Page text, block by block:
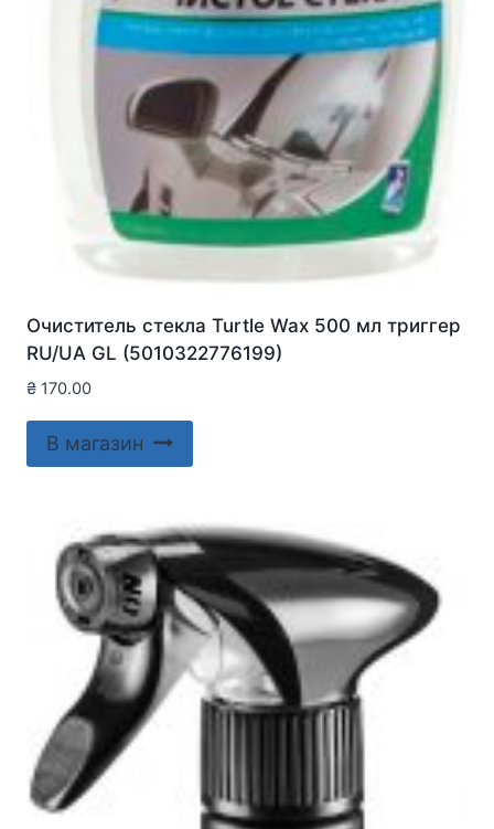
Очиститель стекла Turtle Wax 500 мл триггер
RU/UA GL (5010322776199)
₴ 170.00
В магазин